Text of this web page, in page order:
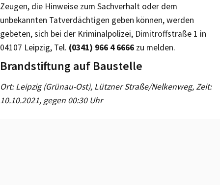
Zeugen, die Hinweise zum Sachverhalt oder dem
unbekannten Tatverdächtigen geben können, werden
gebeten, sich bei der Kriminalpolizei, Dimitroffstraße 1 in
04107 Leipzig, Tel. (0341) 966 4 6666 zu melden.
Brandstiftung auf Baustelle
Ort: Leipzig (Grünau-Ost), Lützner Straße/Nelkenweg, Zeit:
10.10.2021, gegen 00:30 Uhr